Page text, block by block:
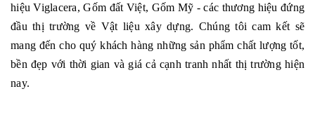
hiệu Viglacera, Gốm đất Việt, Gốm Mỹ - các thương hiệu đứng
đầu thị trường về Vật liệu xây dựng. Chúng tôi cam kết sẽ
mang đến cho quý khách hàng những sản phẩm chất lượng tốt,
bền đẹp với thời gian và giá cả cạnh tranh nhất thị trường hiện
nay.